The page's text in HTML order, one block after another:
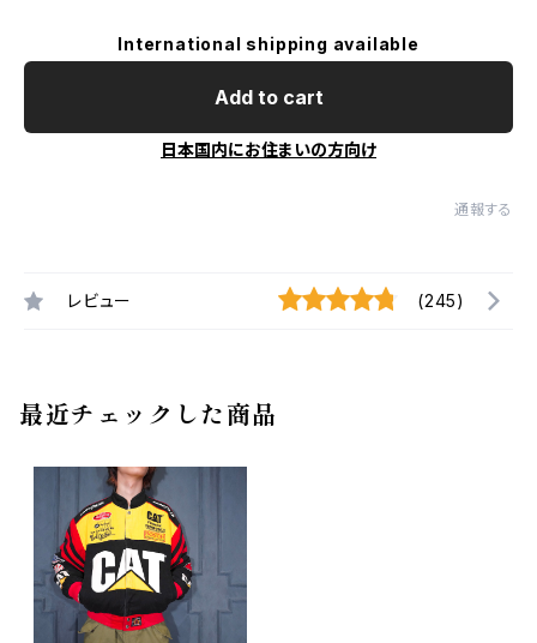
International shipping available
Add to cart
日本国内にお住まいの方向け
通報する
レビュー (245)
最近チェックした商品